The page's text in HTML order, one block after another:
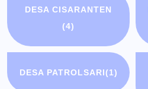
DESA CISARANTEN
(4)
DESA PATROLSARI(1)